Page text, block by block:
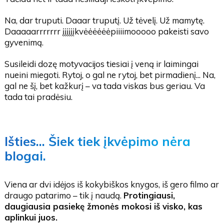
Na, dar truputi. Daaar truputį. Už tėvelį. Už mamytę.
Daaaaarrrrrrr įįįįįįkvėėėėėėpiiiimooooo pakeisti savo
gyvenimą.
Susileidi dozę motyvacijos tiesiai į veną ir laimingai
nueini miegoti. Rytoj, o gal ne rytoj, bet pirmadienį... Na,
gal ne šį, bet kažkurį – va tada viskas bus geriau. Va
tada tai pradėsiu.
Išties... Šiek tiek įkvėpimo nėra
blogai.
Viena ar dvi idėjos iš kokybiškos knygos, iš gero filmo ar
draugo patarimo – tik į naudą. Protingiausi,
daugiausia pasiekę žmonės mokosi iš visko, kas
aplinkui juos.